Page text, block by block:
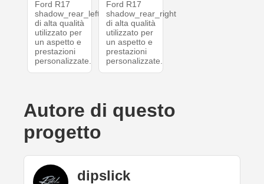
Ford R17
shadow_rear_left
di alta qualità
utilizzato per
un aspetto e
prestazioni
personalizzate.
Ford R17
shadow_rear_right
di alta qualità
utilizzato per
un aspetto e
prestazioni
personalizzate.
Autore di questo
progetto
dipslick